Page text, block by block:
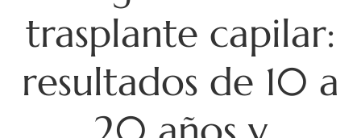
trasplante capilar:
resultados de 10 a